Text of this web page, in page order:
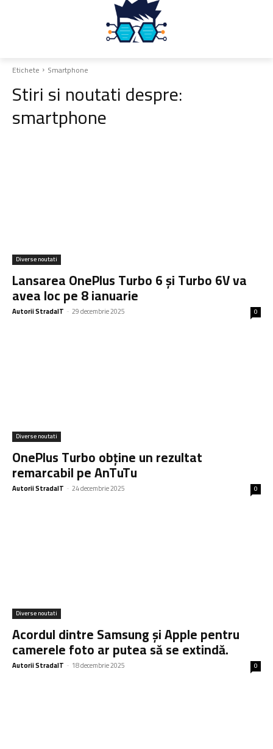
Etichete Smartphone
Stiri si noutati despre:
smartphone
Diverse noutati
Lansarea OnePlus Turbo 6 și Turbo 6V va
avea loc pe 8 ianuarie
Autorii StradaIT - 29 decembrie 2025 0
Diverse noutati
OnePlus Turbo obține un rezultat
remarcabil pe AnTuTu
Autorii StradaIT - 24 decembrie 2025 0
Diverse noutati
Acordul dintre Samsung și Apple pentru
camerele foto ar putea să se extindă.
Autorii StradaIT - 18 decembrie 2025 0